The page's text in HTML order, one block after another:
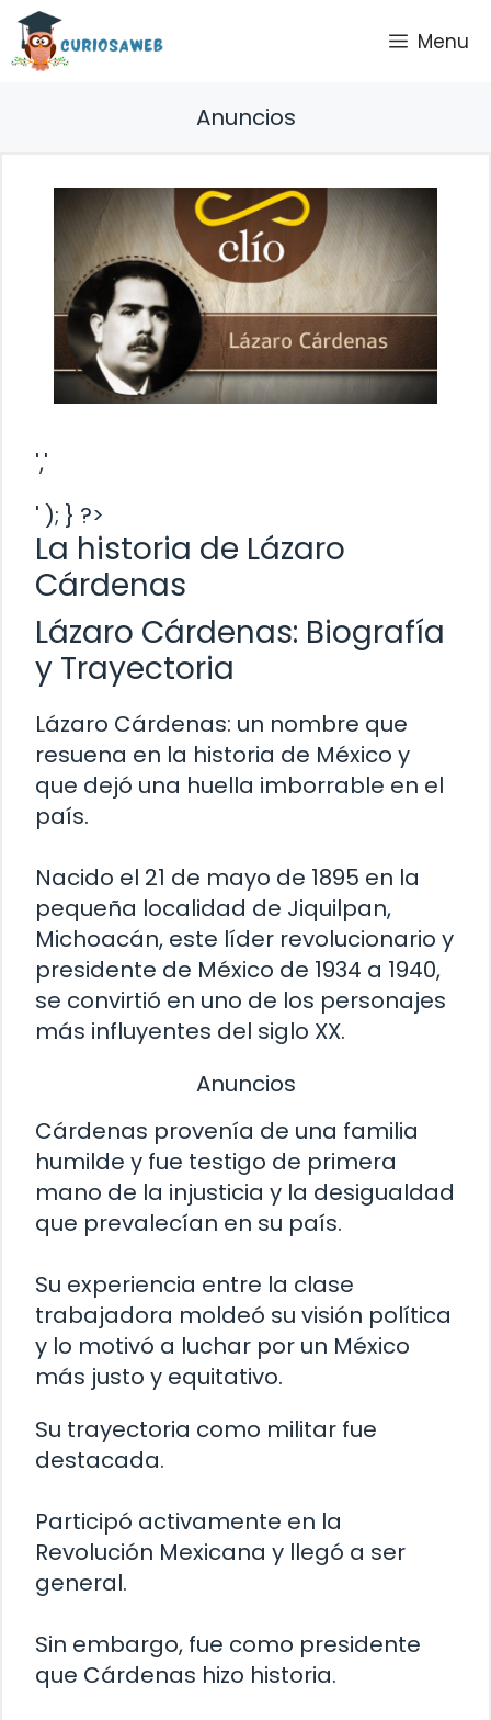
Saltar
contenido
Menu
Anuncios
','
' ); } ?>
La historia de Lázaro
Cárdenas
Lázaro Cárdenas: Biografía
y Trayectoria
Lázaro Cárdenas: un nombre que
resuena en la historia de México y
que dejó una huella imborrable en el
país.
Nacido el 21 de mayo de 1895 en la
pequeña localidad de Jiquilpan,
Michoacán, este líder revolucionario y
presidente de México de 1934 a 1940,
se convirtió en uno de los personajes
más influyentes del siglo XX.
Anuncios
Cárdenas provenía de una familia
humilde y fue testigo de primera
mano de la injusticia y la desigualdad
que prevalecían en su país.
Su experiencia entre la clase
trabajadora moldeó su visión política
y lo motivó a luchar por un México
más justo y equitativo.
Su trayectoria como militar fue
destacada.
Participó activamente en la
Revolución Mexicana y llegó a ser
general.
Sin embargo, fue como presidente
que Cárdenas hizo historia.